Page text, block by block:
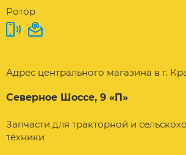
Ротор
Адрес центрального магазина в г.
Северное Шоссе, 9 «П»
Запчасти для тракторной и
техники